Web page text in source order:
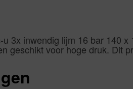
3x inwendig lijm 16 bar 140
geschikt voor hoge druk. Dit